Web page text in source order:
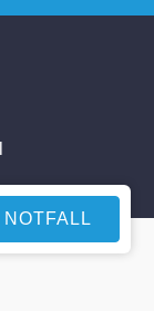
NOTFALL